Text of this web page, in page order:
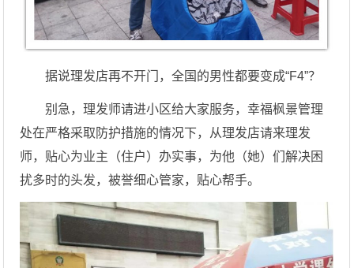
据说理发店再不开门，全国的男性都要变成“F4”？
别急，理发师请进小区给大家服务，幸福枫景管理
处在严格采取防护措施的情况下，从理发店请来理发
师，贴心为业主（住户）办实事，为他（她）们解决困
扰多时的头发，被誉细心管家，贴心帮手。